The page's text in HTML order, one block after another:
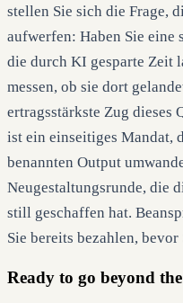
stellen Sie sich die Frage,
aufwerfen: Haben Sie
die durch KI gesparte Zeit
messen, ob sie dort
ertragsstärkste Zug dieses
ist ein einseitiges Mandat,
benannten Output
Neugestaltungsrunde, die
still geschaffen hat.
Sie bereits bezahlen,
Ready to go beyond